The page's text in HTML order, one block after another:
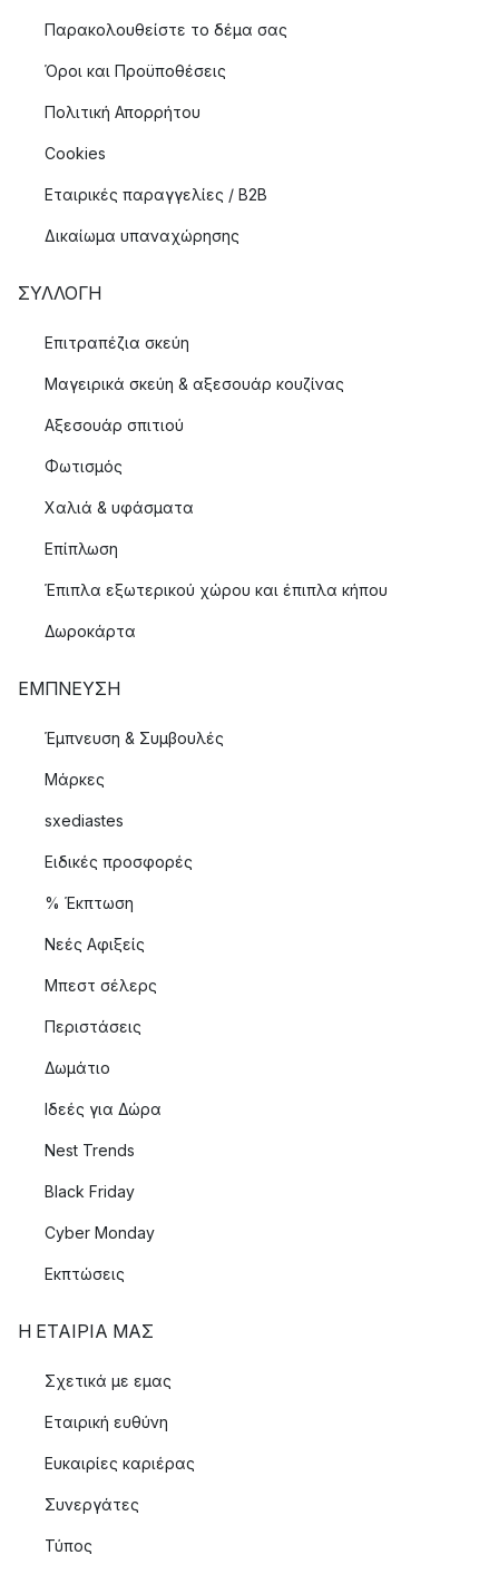
Παρακολουθείστε το δέμα σας
Όροι και Προϋποθέσεις
Πολιτική Απορρήτου
Cookies
Εταιρικές παραγγελίες / B2B
Δικαίωμα υπαναχώρησης
ΣΥΛΛΟΓΉ
Επιτραπέζια σκεύη
Μαγειρικά σκεύη & αξεσουάρ κουζίνας
Αξεσουάρ σπιτιού
Φωτισμός
Χαλιά & υφάσματα
Επίπλωση
Έπιπλα εξωτερικού χώρου και έπιπλα κήπου
Δωροκάρτα
ΈΜΠΝΕΥΣΗ
Έμπνευση & Συμβουλές
Μάρκες
sxediastes
Ειδικές προσφορές
% Έκπτωση
Νεές Αφιξείς
Μπεστ σέλερς
Περιστάσεις
Δωμάτιο
Ιδεές για Δώρα
Nest Trends
Black Friday
Cyber Monday
Εκπτώσεις
Η ΕΤΑΊΡΙΑ ΜΑΣ
Σχετικά με εμας
Εταιρική ευθύνη
Ευκαιρίες καριέρας
Συνεργάτες
Τύπος